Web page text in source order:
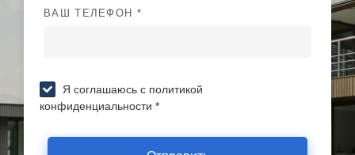
ВАШ ТЕЛЕФОН *
Я соглашаюсь с политикой
конфиденциальности *